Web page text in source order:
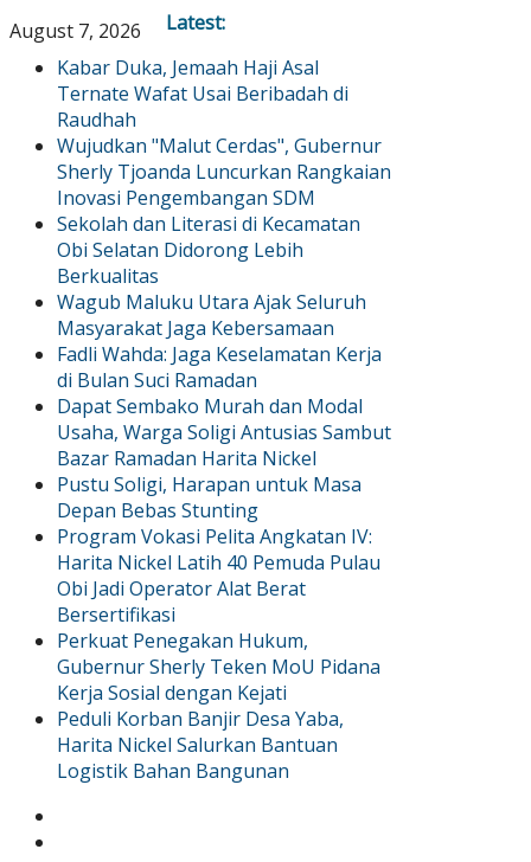
August 7, 2026
Latest:
Kabar Duka, Jemaah Haji Asal
Ternate Wafat Usai Beribadah di
Raudhah
Wujudkan "Malut Cerdas", Gubernur
Sherly Tjoanda Luncurkan Rangkaian
Inovasi Pengembangan SDM
Sekolah dan Literasi di Kecamatan
Obi Selatan Didorong Lebih
Berkualitas
Wagub Maluku Utara Ajak Seluruh
Masyarakat Jaga Kebersamaan
Fadli Wahda: Jaga Keselamatan Kerja
di Bulan Suci Ramadan
Dapat Sembako Murah dan Modal
Usaha, Warga Soligi Antusias Sambut
Bazar Ramadan Harita Nickel
Pustu Soligi, Harapan untuk Masa
Depan Bebas Stunting
Program Vokasi Pelita Angkatan IV:
Harita Nickel Latih 40 Pemuda Pulau
Obi Jadi Operator Alat Berat
Bersertifikasi
Perkuat Penegakan Hukum,
Gubernur Sherly Teken MoU Pidana
Kerja Sosial dengan Kejati
Peduli Korban Banjir Desa Yaba,
Harita Nickel Salurkan Bantuan
Logistik Bahan Bangunan